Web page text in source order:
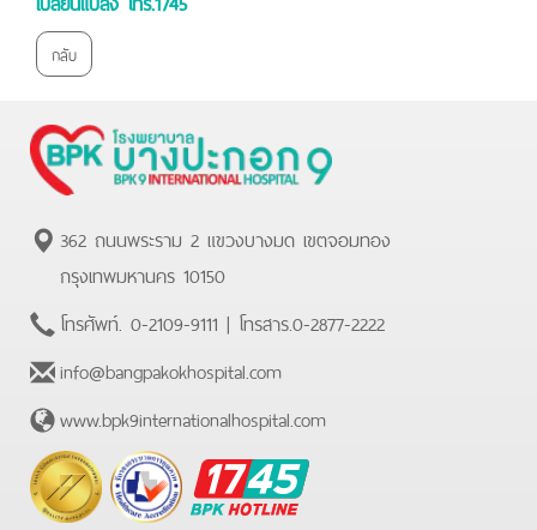
กลับ
362 ถนนพระราม 2 แขวงบางมด เขตจอมทอง
กรุงเทพมหานคร 10150
โทรศัพท์. 0-2109-9111 | โทรสาร.0-2877-2222
info@bangpakokhospital.com
www.bpk9internationalhospital.com
BPK
Hotline